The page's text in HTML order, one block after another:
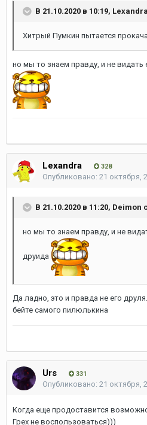
В 21.10.2020 в 10:19, Lexandra
Хитрый Пумкин пытается
но мы то знаем правду, и не видать
Lexandra 328
Опубликовано: 21 октября,
В 21.10.2020 в 11:20, Deimon
но мы то знаем правду, и не
друида
Да ладно, это и правда не его
бейте самого пилюлькина
Urs 331
Опубликовано: 21 октября,
Когда еще продоставится
Грех не воспользоваться)))